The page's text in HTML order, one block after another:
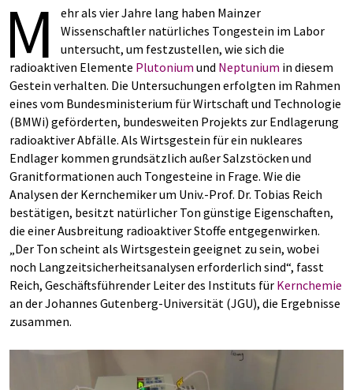
M
ehr als vier Jahre lang haben Mainzer
Wissenschaftler natürliches Tongestein im Labor
untersucht, um festzustellen, wie sich die
radioaktiven Elemente Plutonium und Neptunium in diesem
Gestein verhalten. Die Untersuchungen erfolgten im Rahmen
eines vom Bundesministerium für Wirtschaft und Technologie
(BMWi) geförderten, bundesweiten Projekts zur Endlagerung
radioaktiver Abfälle. Als Wirtsgestein für ein nukleares
Endlager kommen grundsätzlich außer Salzstöcken und
Granitformationen auch Tongesteine in Frage. Wie die
Analysen der Kernchemiker um Univ.-Prof. Dr. Tobias Reich
bestätigen, besitzt natürlicher Ton günstige Eigenschaften,
die einer Ausbreitung radioaktiver Stoffe entgegenwirken.
„Der Ton scheint als Wirtsgestein geeignet zu sein, wobei
noch Langzeitsicherheitsanalysen erforderlich sind“, fasst
Reich, Geschäftsführender Leiter des Instituts für Kernchemie
an der Johannes Gutenberg-Universität (JGU), die Ergebnisse
zusammen.